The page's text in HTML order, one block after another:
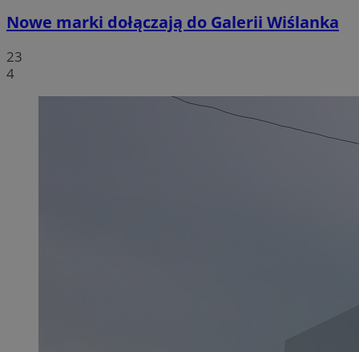
Nowe marki dołączają do Galerii Wiślanka
23
4